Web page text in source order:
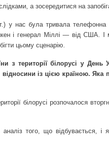
а зосередитися на
у нас була тривала
і генерал Міллі — від США. І
цьому сценарію.
з території білорусі у День
із цією країною. Яка
білорусі розпочалося
того, що відбувається, і